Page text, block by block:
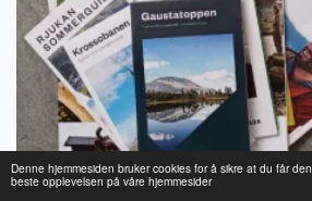
Denne hjemmesiden bruker cookies for å sikre at du får den
beste opplevelsen på våre hjemmesider
Feb 4, 2024